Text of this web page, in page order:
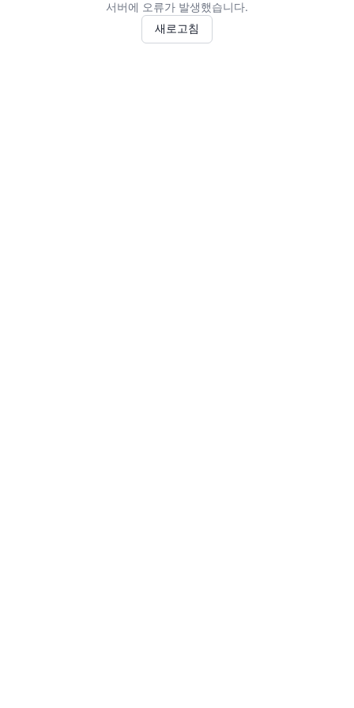
서버에 오류가 발생했습니다.
새로고침